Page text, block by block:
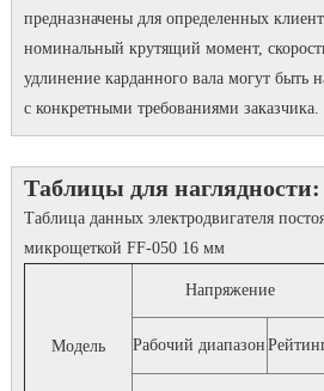
предназначены для определенных
номинальный крутящий момент,
удлинение карданного вала могут быть
с конкретными требованиями заказчика.
Таблицы для наглядности:
Таблица данных электродвигателя
микрощеткой FF-050 16 мм
Модель
Напряжение
Рабочий диапазон